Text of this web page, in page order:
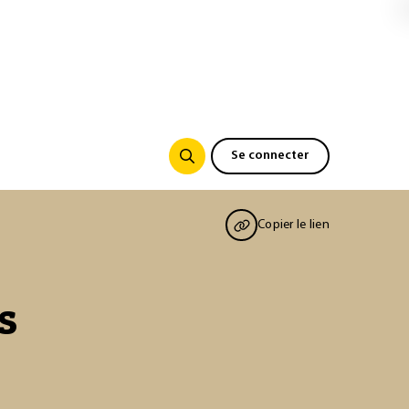
Se connecter
Copier le lien